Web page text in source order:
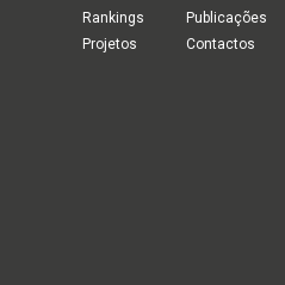
Rankings
Publicações
Projetos
Contactos